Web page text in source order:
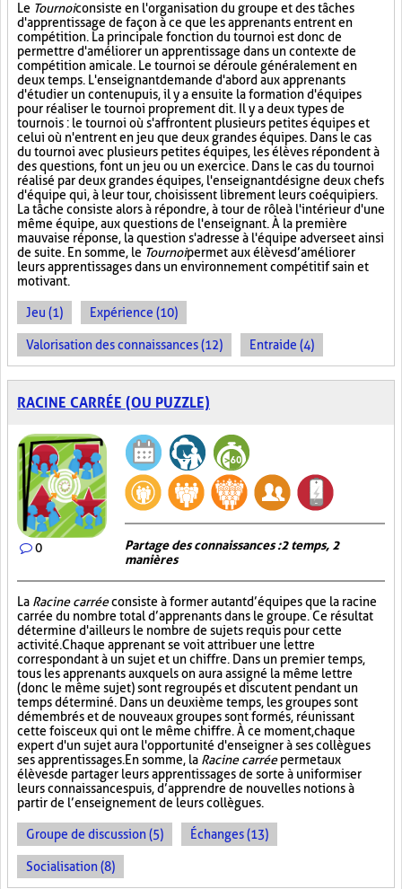
Le Tournoiconsiste en l'organisation du groupe et des tâches
d'apprentissage de façon à ce que les apprenants entrent en
compétition. La principale fonction du tournoi est donc de
permettre d'améliorer un apprentissage dans un contexte de
compétition amicale. Le tournoi se déroule généralement en
deux temps. L'enseignant demande d'abord aux apprenants
d'étudier un contenu puis, il y a ensuite la formation d'équipes
pour réaliser le tournoi proprement dit. Il y a deux types de
tournois : le tournoi où s'affrontent plusieurs petites équipes et
celui où n'entrent en jeu que deux grandes équipes. Dans le cas
du tournoi avec plusieurs petites équipes, les élèves répondent à
des questions, font un jeu ou un exercice. Dans le cas du tournoi
réalisé par deux grandes équipes, l'enseignant désigne deux chefs
d'équipe qui, à leur tour, choisissent librement leurs coéquipiers.
La tâche consiste alors à répondre, à tour de rôle à l'intérieur d'une
même équipe, aux questions de l'enseignant. À la première
mauvaise réponse, la question s'adresse à l'équipe adverse et ainsi
de suite. En somme, le Tournoipermet aux élèves d’améliorer
leurs apprentissages dans un environnement compétitif sain et
motivant.
Jeu (1) Expérience (10)
Valorisation des connaissances (12) Entraide (4)
RACINE CARRÉE (OU PUZZLE)
0
Partage des connaissances : 2 temps, 2
manières
La Racine carréeconsiste à former autant d’équipes que la racine
carrée du nombre total d’apprenants dans le groupe. Ce résultat
détermine d'ailleurs le nombre de sujets requis pour cette
activité. Chaque apprenant se voit attribuer une lettre
correspondant à un sujet et un chiffre. Dans un premier temps,
tous les apprenants auxquels on aura assigné la même lettre
(donc le même sujet) sont regroupés et discutent pendant un
temps déterminé. Dans un deuxième temps, les groupes sont
démembrés et de nouveaux groupes sont formés, réunissant
cette fois ceux qui ont le même chiffre. À ce moment, chaque
expert d'un sujet aura l'opportunité d'enseigner à ses collègues
ses apprentissages. En somme, la Racine carréepermet aux
élèves de partager leurs apprentissages de sorte à uniformiser
leurs connaissances puis, d’apprendre de nouvelles notions à
partir de l’enseignement de leurs collègues.
Groupe de discussion (5) Échanges (13)
Socialisation (8)